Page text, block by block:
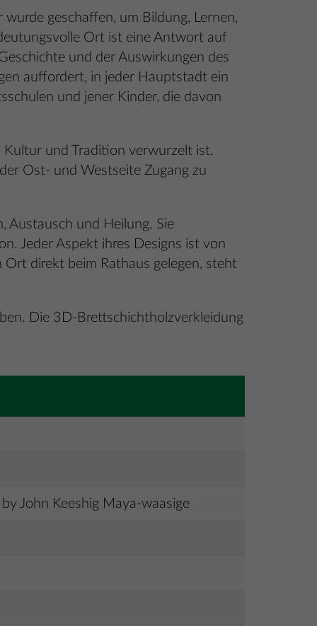
geschaffen, um Bildung, Lernen,
Ort ist eine Antwort auf
und der Auswirkungen des
auffordert, in jeder Hauptstadt ein
und jener Kinder, die davon
Kultur und Tradition verwurzelt ist.
Ost- und Westseite Zugang zu
Austausch und Heilung. Sie
Jeder Aspekt ihres Designs ist von
direkt beim Rathaus gelegen, steht
Die 3D-Brettschichtholzverkleidung
John Keeshig Maya-waasige